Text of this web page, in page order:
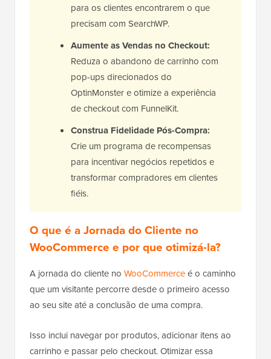
para os clientes encontrarem o que
precisam com SearchWP.
Aumente as Vendas no Checkout:
Reduza o abandono de carrinho com
pop-ups direcionados do
OptinMonster e otimize a experiência
de checkout com FunnelKit.
Construa Fidelidade Pós-Compra:
Crie um programa de recompensas
para incentivar negócios repetidos e
transformar compradores em clientes
fiéis.
O que é a Jornada do Cliente no
WooCommerce e por que otimizá-la?
A jornada do cliente no WooCommerceé o caminho
que um visitante percorre desde o primeiro acesso
ao seu site até a conclusão de uma compra.
Isso inclui navegar por produtos, adicionar itens ao
carrinho e passar pelo checkout. Otimizar essa